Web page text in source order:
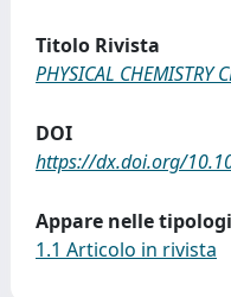
Titolo Rivista
PHYSICAL CHEMISTRY
DOI
https://dx.doi.org/
Appare nelle
1.1 Articolo in rivista